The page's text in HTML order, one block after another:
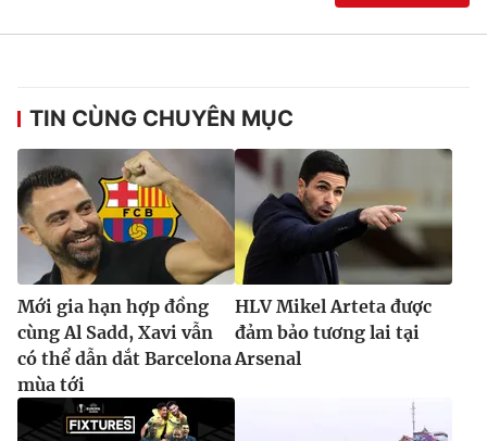
TIN CÙNG CHUYÊN MỤC
Mới gia hạn hợp đồng
cùng Al Sadd, Xavi vẫn
có thể dẫn dắt Barcelona
mùa tới
HLV Mikel Arteta được
đảm bảo tương lai tại
Arsenal